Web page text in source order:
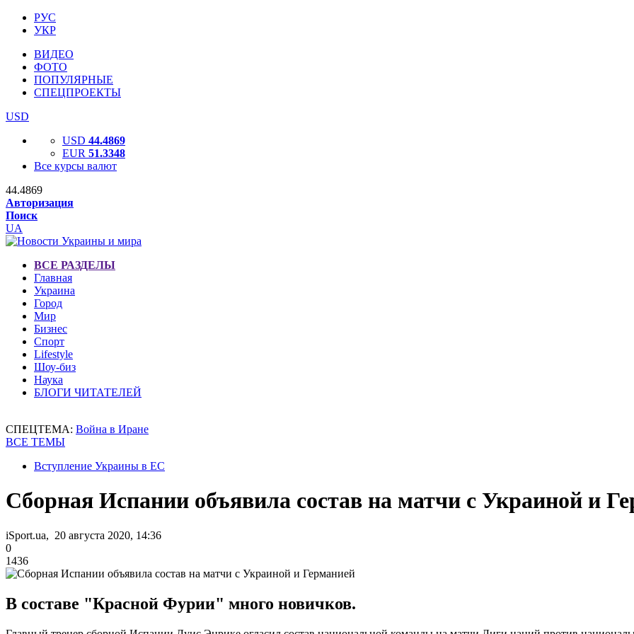
РУС
УКР
ВИДЕО
ФОТО
ПОПУЛЯРНЫЕ
СПЕЦПРОЕКТЫ
USD
USD 44.4869
EUR 51.3348
Все курсы валют
44.4869
Авторизация
Поиск
UA
ВСЕ РАЗДЕЛЫ
Главная
Украина
Город
Мир
Бизнес
Спорт
Lifestyle
Шоу-биз
Наука
БЛОГИ ЧИТАТЕЛЕЙ
СПЕЦТЕМА: Война в Иране
ВСЕ ТЕМЫ
Вступление Украины в ЕС
Сборная Испании объявила состав на матчи с Украиной и
iSport.ua, 20 августа 2020, 14:36
0
1436
В составе "Красной Фурии" много новичков.